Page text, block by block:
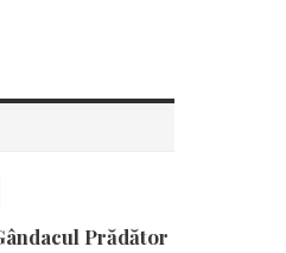
Prădător